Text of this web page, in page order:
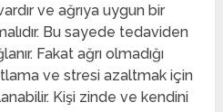
ve ağrıya uygun bir
Bu sayede tedaviden
Fakat ağrı olmadığı
ve stresi azaltmak için
Kişi zinde ve kendini